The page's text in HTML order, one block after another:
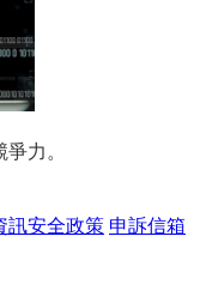
力。
訊安全政策 申訴信箱